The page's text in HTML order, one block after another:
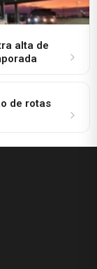
alta de
de rotas